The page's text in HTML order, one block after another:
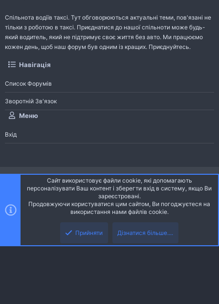
Спільнота водіїв таксі. Тут обговорюються актуальні теми, пов'язані не
тільки з роботою в таксі. Приєднатися до нашої спільноти може будь-
який водитель, який не підтримує своє життя без авто. Ми працюємо
кожен день, щоб наш форум був одним із кращих. Приєднуйтесь.
Навігація
Список Форумів
Зворотній Зв'язок
Меню
Вхід
Ніч
Українська (UA)
S
Community platform by XenForo® © 2010-2026 XenForo Ltd.
Community platform by XenForo © 2010-2022 XenForo Ltd. | dev: Pages
Сайт використовує файли cookie, які допомагають
персоналізувати Ваш контент і зберегти вхід в систему, якщо Ви
зареєстровані.
Продовжуючи користуватися цим сайтом, Ви погоджуєтеся на
використання нами файлів cookie.
Прийняти Дізнатися більше....